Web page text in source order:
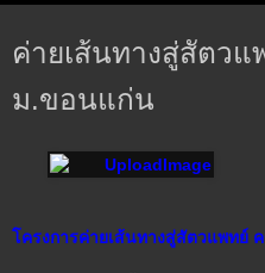
ค่ายเส้นทางสู่สัตวแ
ม.ขอนแก่น
โครงการค่ายเส้นทางสู่สัตวแพทย์